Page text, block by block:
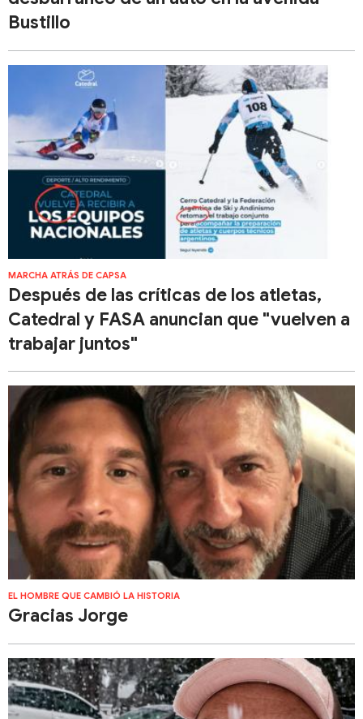
Bustillo
MARCHA ATRÁS DE CAPSA
Después de las críticas de los atletas,
Catedral y FASA anuncian que "vuelven a
trabajar juntos"
EL HOMBRE QUE CAMBIÓ LA HISTORIA
Gracias Jorge